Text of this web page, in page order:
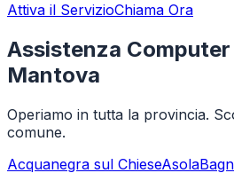
Attiva il ServizioChiama Ora
Assistenza
Mantova
Operiamo in tutta la provincia.
comune.
Acquanegra sul ChieseAsola